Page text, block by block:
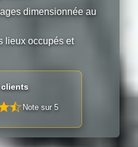
dimensionnée au
lieux occupés et
Note sur 5